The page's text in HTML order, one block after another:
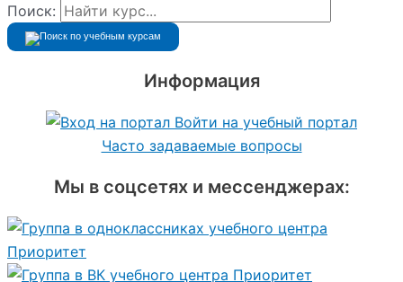
Поиск:
Информация
Войти на учебный портал
Часто задаваемые вопросы
Мы в соцсетях и мессенджерах: